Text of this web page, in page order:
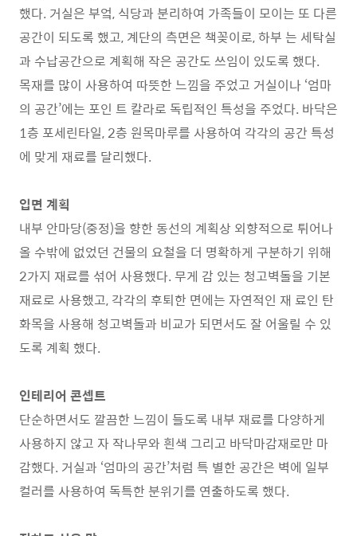
했다. 거실은 부엌, 식당과 분리하여 가족들이 모이는 또 다른
공간이 되도록 했고, 계단의 측면은 책꽂이로, 하부 는 세탁실
과 수납공간으로 계획해 작은 공간도 쓰임이 있도록 했다.
목재를 많이 사용하여 따뜻한 느낌을 주었고 거실이나 ‘엄마
의 공간’에는 포인 트 칼라로 독립적인 특성을 주었다. 바닥은
1층 포세린타일, 2층 원목마루를 사용하여 각각의 공간 특성
에 맞게 재료를 달리했다.
입면 계획
내부 안마당(중정)을 향한 동선의 계획상 외향적으로 튀어나
올 수밖에 없었던 건물의 요철을 더 명확하게 구분하기 위해
2가지 재료를 섞어 사용했다. 무게 감 있는 청고벽돌을 기본
재료로 사용했고, 각각의 후퇴한 면에는 자연적인 재 료인 탄
화목을 사용해 청고벽돌과 비교가 되면서도 잘 어울릴 수 있
도록 계획 했다.
인테리어 콘셉트
단순하면서도 깔끔한 느낌이 들도록 내부 재료를 다양하게
사용하지 않고 자 작나무와 흰색 그리고 바닥마감재로만 마
감했다. 거실과 ‘엄마의 공간’처럼 특 별한 공간은 벽에 일부
컬러를 사용하여 독특한 분위기를 연출하도록 했다.